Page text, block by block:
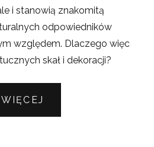
i stanowią znakomitą
odpowiedników
względem. Dlaczego więc
skał i dekoracji?